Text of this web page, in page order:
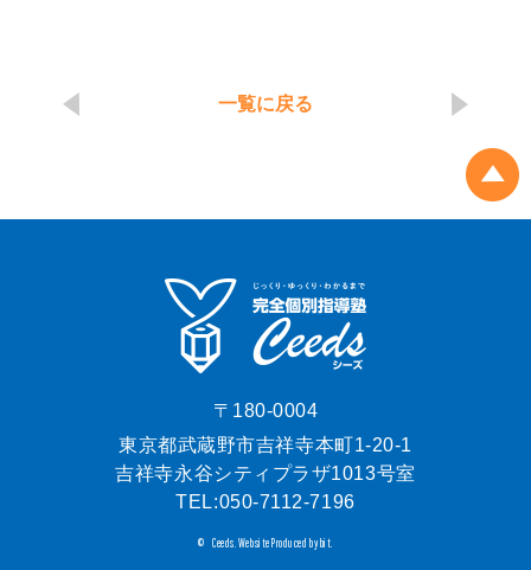
一覧に戻る
〒180-0004
東京都武蔵野市吉祥寺本町1-20-1
吉祥寺永谷シティプラザ1013号室
TEL:050-7112-7196
© Ceeds. Website Produced by bit.